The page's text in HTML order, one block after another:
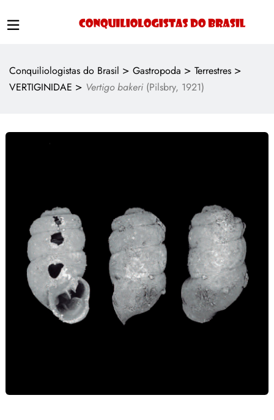
Conquiliologistas do Brasil > Gastropoda > Terrestres >
VERTIGINIDAE > Vertigo bakeri (Pilsbry, 1921)